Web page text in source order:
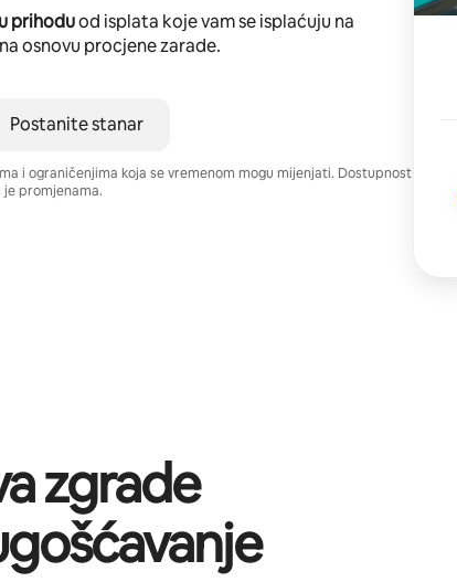
prihoduod isplata koje vam se isplaćuju na
osnovu procjene zarade.
Postanite stanar
i ograničenjima koja se vremenom mogu mijenjati. Dostupnost
promjenama.
zgrade